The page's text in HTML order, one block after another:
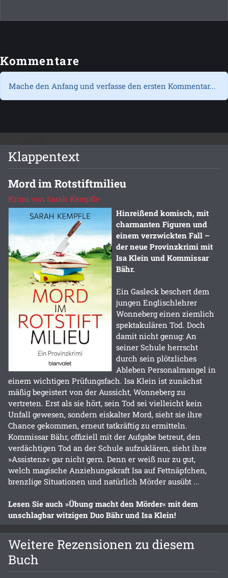
Kommentare
Mache den Anfang und verfasse den ersten Kommentar...
Klappentext
Mord im Rotstiftmilieu
Krimi von Sarah Kempfle
Hinreißend komisch, mit
charmanten Figuren und
einem verzwickten Fall –
der neue Provinzkrimi mit
Isa Klein und Kommissar
Bähr.
Ein Gasleck beschert dem
jungen Englischlehrer
Wonneberg einen ziemlich
spektakulären Tod. Doch
damit nicht genug: An
seiner Schule herrscht
durch sein plötzliches
Ableben Personalmangel in
einem wichtigen Prüfungsfach. Isa Klein ist zunächst
mäßig begeistert von der Aussicht, Wonneberg zu
vertreten. Erst als sie hört, sein Tod sei vielleicht kein
Unfall gewesen, sondern eiskalter Mord, sieht sie ihre
Chance gekommen, erneut tatkräftig zu ermitteln.
Kommissar Bähr, offiziell mit der Aufgabe betreut, den
verdächtigen Tod an der Schule aufzuklären, sieht ihre
»Assistenz« gar nicht gern. Denn er weiß nur zu gut,
welch magische Anziehungskraft Isa auf Fettnäpfchen,
brenzlige Situationen und natürlich Mörder ausübt ...
Lesen Sie auch »Übung macht den Mörder« mit dem
unschlagbar witzigen Duo Bähr und Isa Klein!
Weitere Rezensionen zu diesem
Buch